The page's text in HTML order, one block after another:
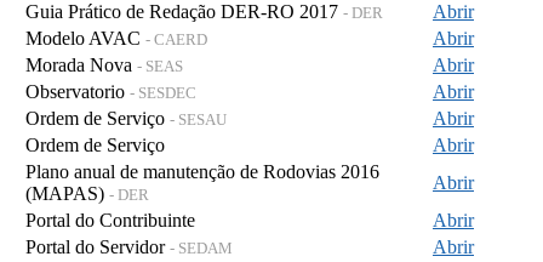
Guia Prático de Redação DER-RO 2017 - DER
Abrir
Modelo AVAC - CAERD
Abrir
Morada Nova - SEAS
Abrir
Observatorio - SESDEC
Abrir
Ordem de Serviço - SESAU
Abrir
Ordem de Serviço
Abrir
Plano anual de manutenção de Rodovias 2016
(MAPAS) - DER
Abrir
Portal do Contribuinte
Abrir
Portal do Servidor - SEDAM
Abrir